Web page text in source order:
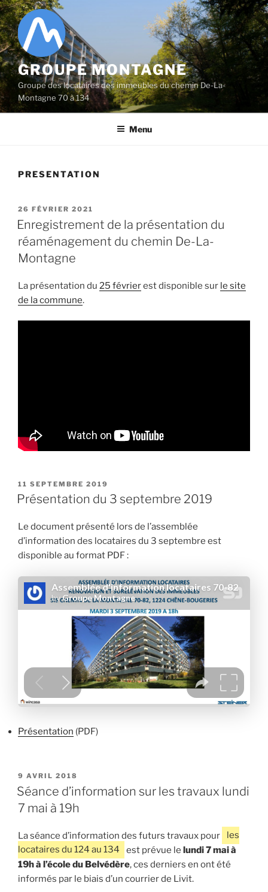
Aller
au
contenu
principal
GROUPE MONTAGNE
Groupe des locataires des immeubles du chemin De-La-
Montagne 70 à 134
Menu
PRESENTATION
PUBLIÉ
LE
26 FÉVRIER 2021
Enregistrement de la présentation du
réaménagement du chemin De-La-
Montagne
La présentation du 25 févrierest disponible sur le site
de la commune.
PUBLIÉ
LE
11 SEPTEMBRE 2019
Présentation du 3 septembre 2019
Le document présenté lors de l’assemblée
d’information des locataires du 3 septembre est
disponible au format PDF :
Présentation (PDF)
PUBLIÉ
LE
9 AVRIL 2018
Séance d’information sur les travaux lundi
7 mai à 19h
La séance d’information des futurs travaux pour
les
locataires du 124 au 134
est prévue lelundi 7 mai à
19h à l’école du Belvédère, ces derniers en ont été
informés par le biais d’un courrier de Livit.